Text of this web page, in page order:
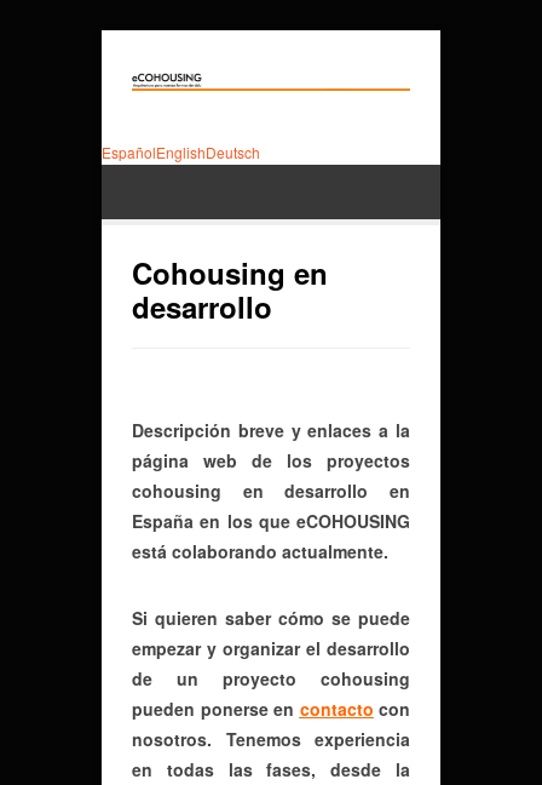
EspañolEnglishDeutsch
Cohousing en
desarrollo
Descripción breve y enlaces a la
página web de los proyectos
cohousing en desarrollo en
España en los que eCOHOUSING
está colaborando actualmente.
Si quieren saber cómo se puede
empezar y organizar el desarrollo
de un proyecto cohousing
pueden ponerse en contacto con
nosotros. Tenemos experiencia
en todas las fases, desde la